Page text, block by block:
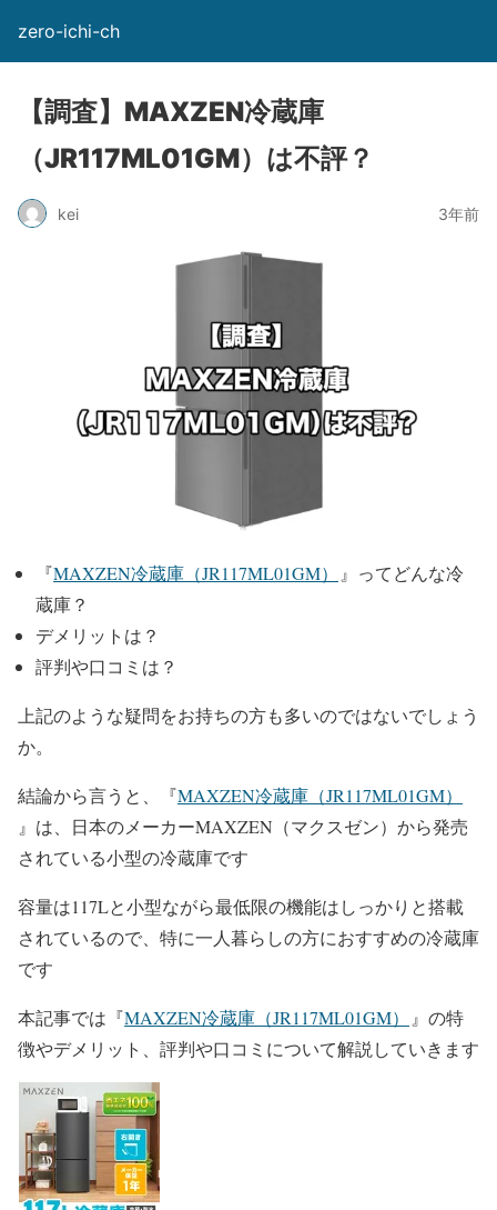
zero-ichi-ch
【調査】MAXZEN冷蔵庫
（JR117ML01GM）は不評？
kei 3年前
『MAXZEN冷蔵庫（JR117ML01GM）
』ってどんな冷
蔵庫？
デメリットは？
評判や口コミは？
上記のような疑問をお持ちの方も多いのではないでしょう
か。
結論から言うと、『MAXZEN冷蔵庫（JR117ML01GM）
』は、日本のメーカーMAXZEN （マクスゼン）から発売
されている小型の冷蔵庫です
容量は117Lと小型ながら最低限の機能はしっかりと搭載
されているので、特に一人暮らしの方におすすめの冷蔵庫
です
本記事では 『MAXZEN冷蔵庫（JR117ML01GM） 』 の特
徴やデメリット、評判や口コミについて解説していきます